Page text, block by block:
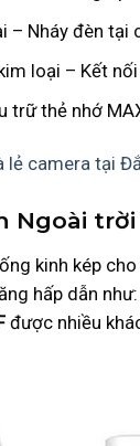
– Nháy đèn tại
loại – Kết
trữ thẻ nhớ
lẻ camera tại
trời
kinh kép cho
hấp dẫn
được nhiều